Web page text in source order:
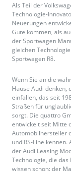
Als Teil der
Technologie-
Neuerungen
Gute kommen, als
der Sportwagen
gleichen
Sportwagen R8.
Wenn Sie an die
Hause Audi denken,
einfallen, das seit
Straßen für
sorgt. Die quattro
entwickelt seit Mitte
Automobilhersteller
und RS-Line
der Audi Leasing
Technologie, die
wissen schon: der